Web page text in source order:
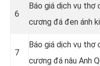
6
Báo giá dịch vụ thợ
cương đá đen ánh
7
Báo giá dịch vụ thợ
cương đá nâu Anh